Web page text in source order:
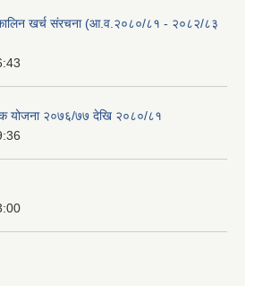
खर्च संरचना (आ.व.२०८०/८१ - २०८२/८३
योजना २०७६/७७ देखि २०८०/८१